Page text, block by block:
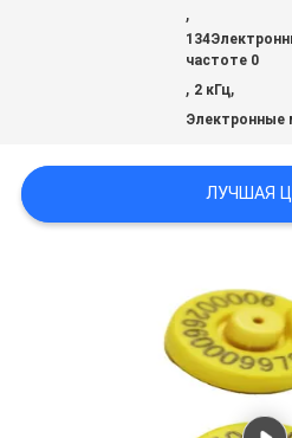
PRIVACY
POLICY
,
частоте 0
, 2 кГц,
Электронные
ЛУЧШАЯ